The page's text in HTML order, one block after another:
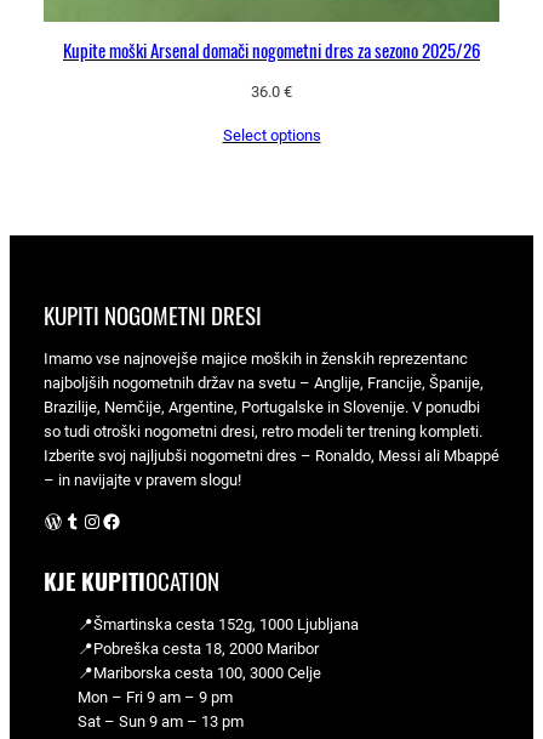
Kupite moški Arsenal domači nogometni dres za sezono 2025/26
36.0 €
Select options
KUPITI NOGOMETNI DRESI
Imamo vse najnovejše majice moških in ženskih reprezentanc
najboljših nogometnih držav na svetu – Anglije, Francije, Španije,
Brazilije, Nemčije, Argentine, Portugalske in Slovenije. V ponudbi
so tudi otroški nogometni dresi, retro modeli ter trening kompleti.
Izberite svoj najljubši nogometni dres – Ronaldo, Messi ali Mbappé
– in navijajte v pravem slogu!
WordPress Instagram Facebook
KJE KUPITIOCATION
📍Šmartinska cesta 152g, 1000 Ljubljana
📍Pobreška cesta 18, 2000 Maribor
📍Mariborska cesta 100, 3000 Celje
Mon – Fri 9 am – 9 pm
Sat – Sun 9 am – 13 pm